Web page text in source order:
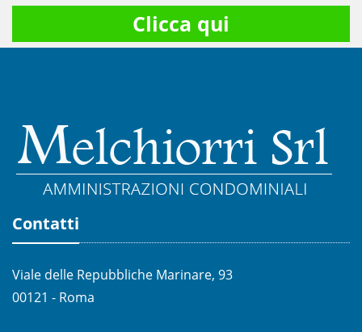
Clicca qui
Contatti
Viale delle Repubbliche Marinare, 93
00121 - Roma